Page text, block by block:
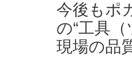
今後もポ
の“工具
現場の品